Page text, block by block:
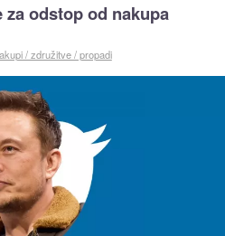
odstop od nakupa
/ združitve / propadi